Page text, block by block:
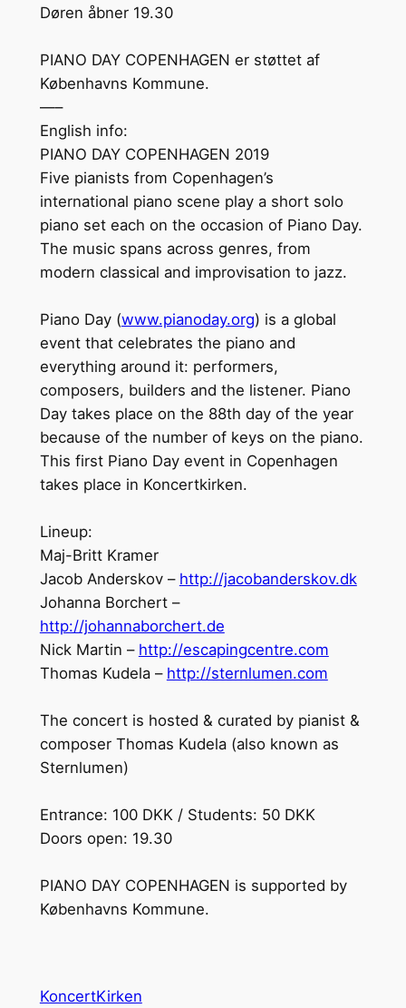
Døren åbner 19.30
PIANO DAY COPENHAGEN er støttet af
Københavns Kommune.
—–
English info:
PIANO DAY COPENHAGEN 2019
Five pianists from Copenhagen’s
international piano scene play a short solo
piano set each on the occasion of Piano Day.
The music spans across genres, from
modern classical and improvisation to jazz.
Piano Day (www.pianoday.org) is a global
event that celebrates the piano and
everything around it: performers,
composers, builders and the listener. Piano
Day takes place on the 88th day of the year
because of the number of keys on the piano.
This first Piano Day event in Copenhagen
takes place in Koncertkirken.
Lineup:
Maj-Britt Kramer
Jacob Anderskov – http://jacobanderskov.dk
Johanna Borchert –
http://johannaborchert.de
Nick Martin – http://escapingcentre.com
Thomas Kudela – http://sternlumen.com
The concert is hosted & curated by pianist &
composer Thomas Kudela (also known as
Sternlumen)
Entrance: 100 DKK / Students: 50 DKK
Doors open: 19.30
PIANO DAY COPENHAGEN is supported by
Københavns Kommune.
KoncertKirken